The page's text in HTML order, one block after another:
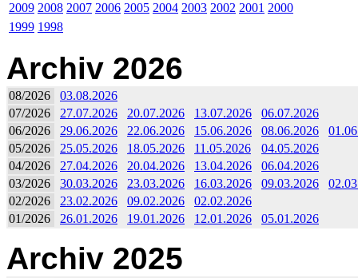
2009 2008 2007 2006 2005 2004 2003 2002 2001 2000
1999 1998
Archiv 2026
08/2026
03.08.2026
07/2026
27.07.2026 20.07.2026 13.07.2026
06.07.2026
06/2026
29.06.2026 22.06.2026 15.06.2026 08.06.2026
05/2026
25.05.2026 18.05.2026 11.05.2026
04.05.2026
04/2026
27.04.2026 20.04.2026 13.04.2026
06.04.2026
03/2026
30.03.2026 23.03.2026 16.03.2026 09.03.2026
02/2026
23.02.2026 09.02.2026
02.02.2026
01/2026
26.01.2026 19.01.2026 12.01.2026 05.01.2026
Archiv 2025